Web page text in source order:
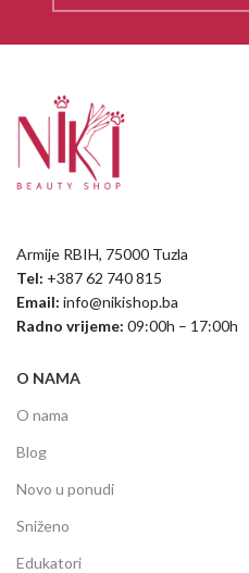
Armije RBIH, 75000 Tuzla
Tel: +387 62 740 815
Email: info@nikishop.ba
Radno vrijeme: 09:00h – 17:00h
O NAMA
O nama
Blog
Novo u ponudi
Sniženo
Edukatori